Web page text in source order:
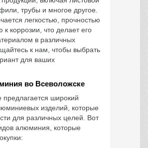
трубы и многое другое.
легкостью, прочностью
к коррозии, что делает его
в различных
к нам, чтобы выбрать
для ваших
во Всеволожске
предлагается широкий
изделий, которые
для различных целей. Вот
алюминия, которые